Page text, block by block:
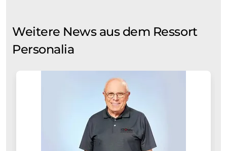
Weitere News aus dem Ressort
Personalia